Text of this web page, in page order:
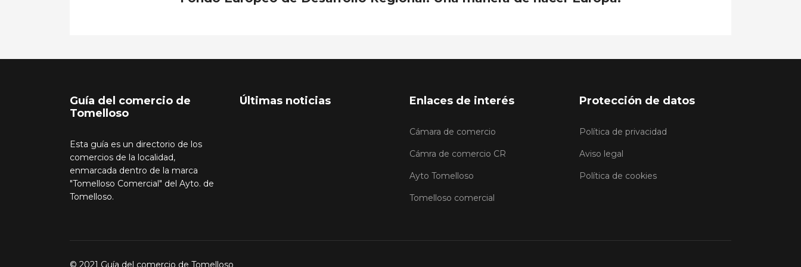
Guía del comercio de
Tomelloso
Esta guía es un directorio de los
comercios de la localidad,
enmarcada dentro de la marca
"Tomelloso Comercial" del Ayto. de
Tomelloso.
Últimas noticias Enlaces de interés
Cámara de comercio
Cámra de comercio CR
Ayto Tomelloso
Tomelloso comercial
Protección de datos
Política de privacidad
Aviso legal
Política de cookies
© 2021 Guía del comercio de Tomelloso